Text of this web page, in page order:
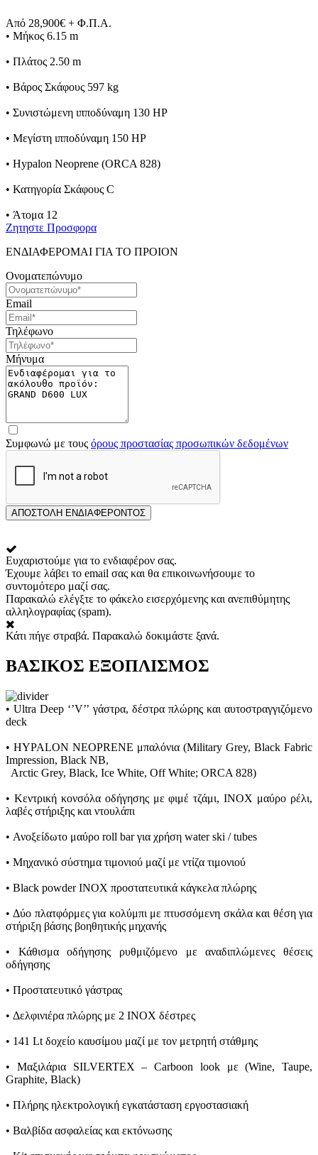
Από 28,900€ + Φ.Π.Α.
• Μήκος 6.15 m
• Πλάτος 2.50 m
• Βάρος Σκάφους 597 kg
• Συνιστώμενη ιπποδύναμη 130 HP
• Μεγίστη ιπποδύναμη 150 HP
• Hypalon Neoprene (ORCA 828)
• Κατηγορία Σκάφους C
• Άτομα 12
Ζητηστε Προσφορα
ΕΝΔΙΑΦΕΡΟΜΑΙ ΓΙΑ ΤΟ ΠΡΟΙΟΝ
Ονοματεπώνυμο
Email
Τηλέφωνο
Μήνυμα
Συμφωνώ με τους όρους προστασίας προσωπικών δεδομένων
ΑΠΟΣΤΟΛΗ ΕΝΔΙΑΦΕΡΟΝΤΟΣ
Ευχαριστούμε για το ενδιαφέρον σας.
Έχουμε λάβει το email σας και θα επικοινωνήσουμε το
συντομότερο μαζί σας.
Παρακαλώ ελέγξτε το φάκελο εισερχόμενης και ανεπιθύμητης
αλληλογραφίας (spam).
Κάτι πήγε στραβά. Παρακαλώ δοκιμάστε ξανά.
ΒΑΣΙΚΟΣ ΕΞΟΠΛΙΣΜΟΣ
• Ultra Deep ‘’V’’ γάστρα, δέστρα πλώρης και αυτοστραγγιζόμενο
deck
• HYPALON NEOPRENE μπαλόνια (Military Grey, Black Fabric
Impression, Black NB,
Arctic Grey, Black, Ice White, Off White; ORCA 828)
• Κεντρική κονσόλα οδήγησης με φιμέ τζάμι, INOX μαύρο ρέλι,
λαβές στήριξης και ντουλάπι
• Ανοξείδωτο μαύρο roll bar για χρήση water ski / tubes
• Μηχανικό σύστημα τιμονιού μαζί με ντίζα τιμονιού
• Black powder INOX προστατευτικά κάγκελα πλώρης
• Δύο πλατφόρμες για κολύμπι με πτυσσόμενη σκάλα και θέση για
στήριξη βάσης βοηθητικής μηχανής
• Κάθισμα οδήγησης ρυθμιζόμενo με αναδιπλώμενες θέσεις
οδήγησης
• Προστατευτικό γάστρας
• Δελφινιέρα πλώρης με 2 INOX δέστρες
• 141 Lt δοχείο καυσίμου μαζί με τον μετρητή στάθμης
• Mαξιλάρια SILVERTEX – Carboon look με (Wine, Taupe,
Graphite, Black)
• Πλήρης ηλεκτρολογική εγκατάσταση εργοστασιακή
• Βαλβίδα ασφαλείας και εκτόνωσης